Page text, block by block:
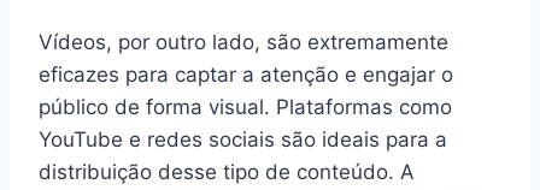
Vídeos, por outro lado, são extremamente
eficazes para captar a atenção e engajar o
público de forma visual. Plataformas como
YouTube e redes sociais são ideais para a
distribuição desse tipo de conteúdo. A